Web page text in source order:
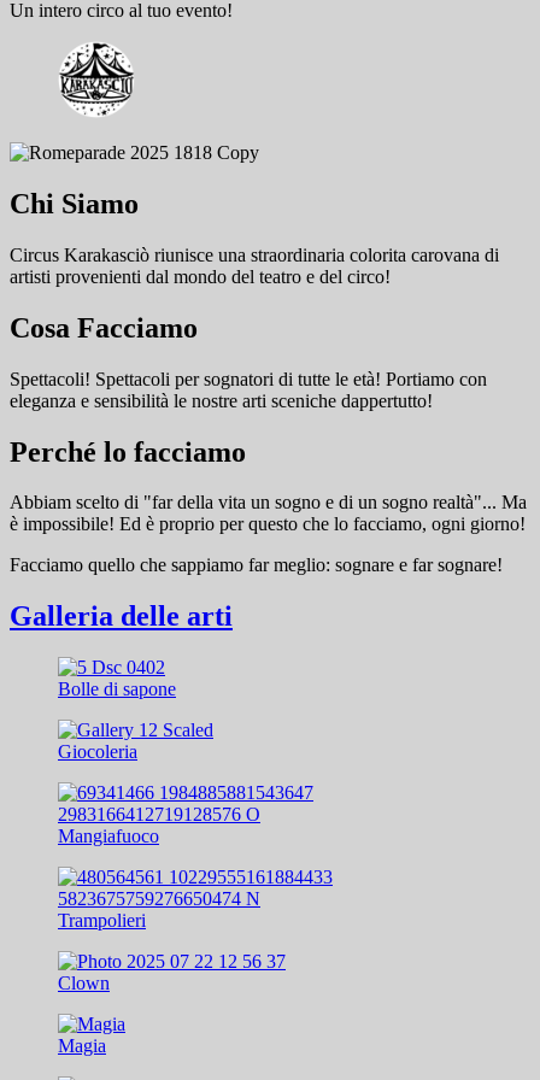
Un intero circo al tuo evento!
Chi Siamo
Circus Karakasciò riunisce una straordinaria colorita carovana di
artisti provenienti dal mondo del teatro e del circo!
Cosa Facciamo
Spettacoli! Spettacoli per sognatori di tutte le età! Portiamo con
eleganza e sensibilità le nostre arti sceniche dappertutto!
Perché lo facciamo
Abbiam scelto di "far della vita un sogno e di un sogno realtà"... Ma
è impossibile! Ed è proprio per questo che lo facciamo, ogni giorno!
Facciamo quello che sappiamo far meglio: sognare e far sognare!
Galleria delle arti
Bolle di sapone
Giocoleria
Mangiafuoco
Trampolieri
Clown
Magia